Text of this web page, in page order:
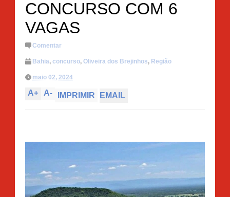
CONCURSO COM 6
VAGAS
Comentar
Bahia, concurso, Oliveira dos Brejinhos, Região
maio 02, 2024
A+ A- IMPRIMIR EMAIL